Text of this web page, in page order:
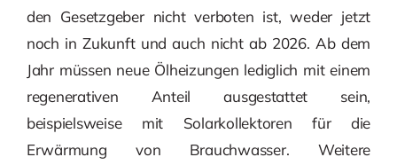
den Gesetzgeber nicht verboten ist, weder jetzt
noch in Zukunft und auch nicht ab 2026. Ab dem
Jahr müssen neue Ölheizungen lediglich mit einem
regenerativen Anteil ausgestattet sein,
beispielsweise mit Solarkollektoren für die
Erwärmung von Brauchwasser. Weitere